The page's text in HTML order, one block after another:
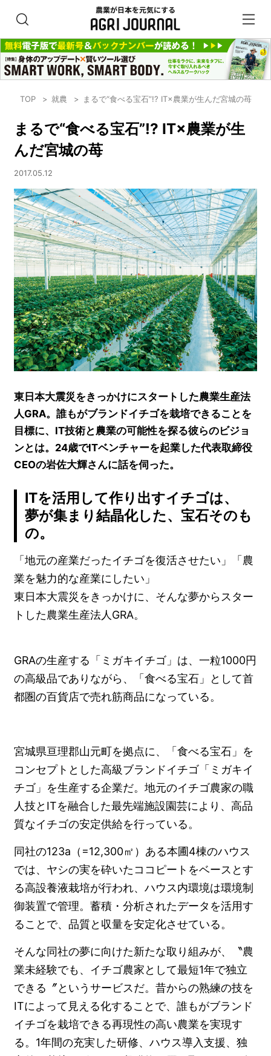
TOP 就農 まるで“食べる宝石”!? IT×農業が生んだ宮城の苺
まるで“食べる宝石”!? IT×農業が生
んだ宮城の苺
2017.05.12
東日本大震災をきっかけにスタートした農業生産法
人GRA。誰もがブランドイチゴを栽培できることを
目標に、IT技術と農業の可能性を探る彼らのビジョ
ンとは。24歳でITベンチャーを起業した代表取締役
CEOの岩佐大輝さんに話を伺った。
ITを活用して作り出すイチゴは、
夢が集まり結晶化した、宝石そのも
の。
「地元の産業だったイチゴを復活させたい」「農
業を魅力的な産業にしたい」
東日本大震災をきっかけに、そんな夢からスター
トした農業生産法人GRA。
GRAの生産する「ミガキイチゴ」は、一粒1000円
の高級品でありながら、「食べる宝石」として首
都圏の百貨店で売れ筋商品になっている。
宮城県亘理郡山元町を拠点に、「食べる宝石」を
コンセプトとした高級ブランドイチゴ「ミガキイ
チゴ」を生産する企業だ。地元のイチゴ農家の職
人技とITを融合した最先端施設園芸により、高品
質なイチゴの安定供給を行っている。
同社の123a（=12,300㎡）ある本圃4棟のハウス
では、ヤシの実を砕いたココピートをベースとす
る高設養液栽培が行われ、ハウス内環境は環境制
御装置で管理。蓄積・分析されたデータを活用す
ることで、品質と収量を安定化させている。
そんな同社の夢に向けた新たな取り組みが、〝農
業未経験でも、イチゴ農家として最短1年で独立
できる〞というサービスだ。昔からの熟練の技を
ITによって見える化することで、誰もがブランド
イチゴを栽培できる再現性の高い農業を実現す
る。1年間の充実した研修、ハウス導入支援、独